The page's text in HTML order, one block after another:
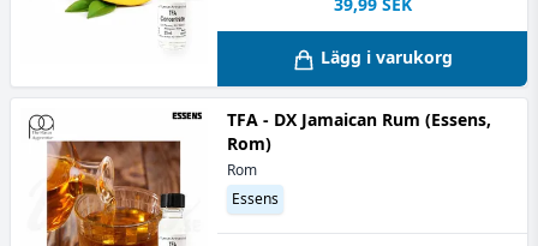
Lägg i varukorg
TFA - DX Jamaican Rum (Essens,
Rom)
Rom
Essens